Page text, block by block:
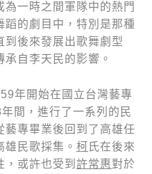
一時之間軍隊中的熱門
蹈的劇目中，特別是那種
到後來發展出歌舞劇型
承自李天民的影響。
年開始在國立台灣藝專
間，進行了一系列的民
藝專畢業後回到了高雄任
雄民歌採集。 柯 氏在後來
或許也受到 許常惠對於